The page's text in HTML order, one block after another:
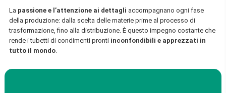
La passione e l’attenzione ai dettagli accompagnano ogni fase
della produzione: dalla scelta delle materie prime al processo di
trasformazione, fino alla distribuzione. È questo impegno costante che
rende i tubetti di condimenti pronti inconfondibili e apprezzati in
tutto il mondo.